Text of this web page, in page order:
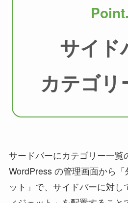
Point.
サイド
カテゴリ
サードバーにカテゴリー一覧
WordPress の管理画面から
ット」で、サイドバーに対し